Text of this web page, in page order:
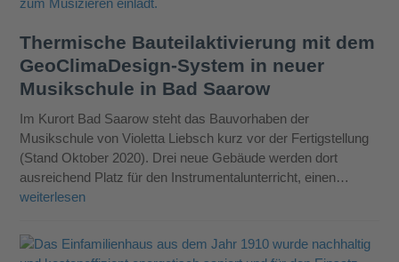
Thermische Bauteilaktivierung mit dem
GeoClimaDesign-System in neuer
Musikschule in Bad Saarow
Im Kurort Bad Saarow steht das Bauvorhaben der
Musikschule von Violetta Liebsch kurz vor der Fertigstellung
(Stand Oktober 2020). Drei neue Gebäude werden dort
ausreichend Platz für den Instrumentalunterricht, einen…
weiterlesen